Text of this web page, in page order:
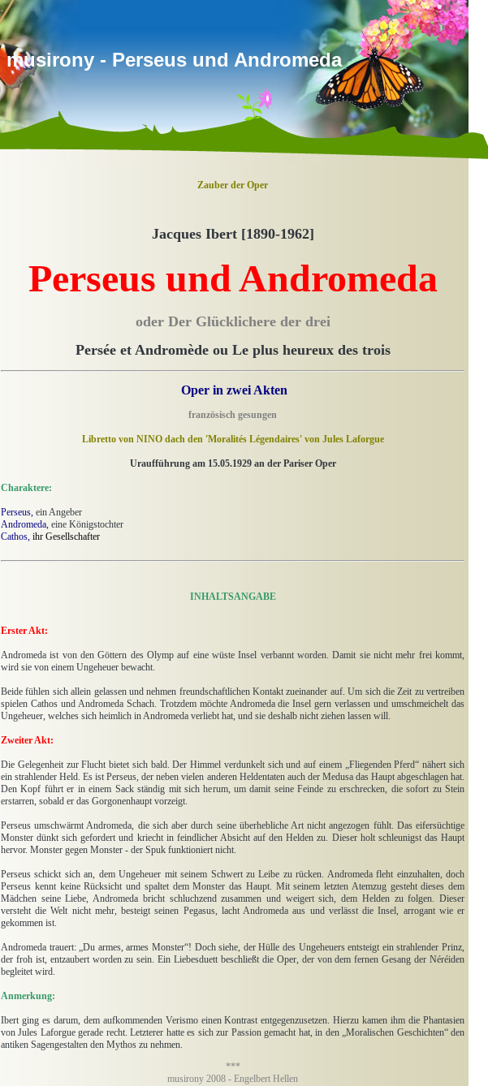
musirony - Perseus und Andromeda
Zauber der Oper
Jacques Ibert [1890-1962]
Perseus und Andromeda
oder Der Glücklichere der drei
Persée et Andromède ou Le plus heureux des trois
Oper in zwei Akten
französisch gesungen
Libretto von NINO dach den 'Moralités Légendaires' von Jules Laforgue
Uraufführung am 15.05.1929 an der Pariser Oper
Charaktere:
Perseus, ein Angeber
Andromeda, eine Königstochter
Cathos, ihr Gesellschafter
INHALTSANGABE
Erster Akt:
Andromeda ist von den Göttern des Olymp auf eine wüste Insel verbannt worden. Damit sie nicht mehr frei kommt,
wird sie von einem Ungeheuer bewacht.
Beide fühlen sich allein gelassen und nehmen freundschaftlichen Kontakt zueinander auf. Um sich die Zeit zu vertreiben
spielen Cathos und Andromeda Schach. Trotzdem möchte Andromeda die Insel gern verlassen und umschmeichelt das
Ungeheuer, welches sich heimlich in Andromeda verliebt hat, und sie deshalb nicht ziehen lassen will.
Zweiter Akt:
Die Gelegenheit zur Flucht bietet sich bald. Der Himmel verdunkelt sich und auf einem „Fliegenden Pferd“ nähert sich
ein strahlender Held. Es ist Perseus, der neben vielen anderen Heldentaten auch der Medusa das Haupt abgeschlagen hat.
Den Kopf führt er in einem Sack ständig mit sich herum, um damit seine Feinde zu erschrecken, die sofort zu Stein
erstarren, sobald er das Gorgonenhaupt vorzeigt.
Perseus umschwärmt Andromeda, die sich aber durch seine überhebliche Art nicht angezogen fühlt. Das eifersüchtige
Monster dünkt sich gefordert und kriecht in feindlicher Absicht auf den Helden zu. Dieser holt schleunigst das Haupt
hervor. Monster gegen Monster - der Spuk funktioniert nicht.
Perseus schickt sich an, dem Ungeheuer mit seinem Schwert zu Leibe zu rücken. Andromeda fleht einzuhalten, doch
Perseus kennt keine Rücksicht und spaltet dem Monster das Haupt. Mit seinem letzten Atemzug gesteht dieses dem
Mädchen seine Liebe, Andromeda bricht schluchzend zusammen und weigert sich, dem Helden zu folgen. Dieser
versteht die Welt nicht mehr, besteigt seinen Pegasus, lacht Andromeda aus und verlässt die Insel, arrogant wie er
gekommen ist.
Andromeda trauert: „Du armes, armes Monster“! Doch siehe, der Hülle des Ungeheuers entsteigt ein strahlender Prinz,
der froh ist, entzaubert worden zu sein. Ein Liebesduett beschließt die Oper, der von dem fernen Gesang der Néréiden
begleitet wird.
Anmerkung:
Ibert ging es darum, dem aufkommenden Verismo einen Kontrast entgegenzusetzen. Hierzu kamen ihm die Phantasien
von Jules Laforgue gerade recht. Letzterer hatte es sich zur Passion gemacht hat, in den „Moralischen Geschichten“ den
antiken Sagengestalten den Mythos zu nehmen.
***
musirony 2008 - Engelbert Hellen